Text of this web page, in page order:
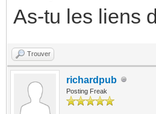
As-tu les liens
Trouver
richardpub
Posting Freak